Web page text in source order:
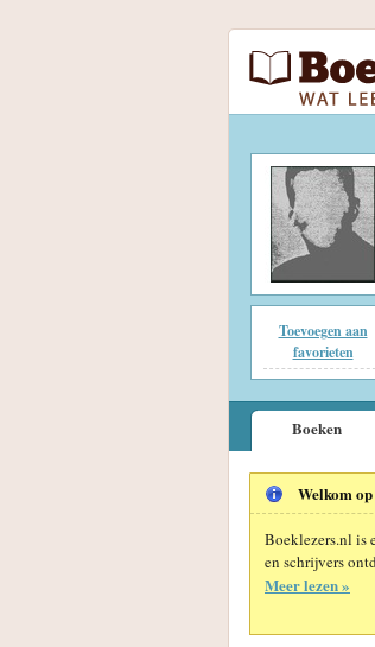
Toevoegen aan
favorieten
Boeken
Welkom
Boeklezers.nl is
en schrijvers
Meer lezen »